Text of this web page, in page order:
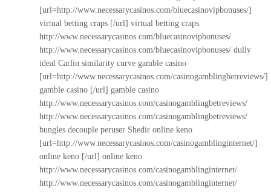
[url=http://www.necessarycasinos.com/bluecasinovipbonuses/]
virtual betting craps [/url] virtual betting craps
http://www.necessarycasinos.com/bluecasinovipbonuses/
http://www.necessarycasinos.com/bluecasinovipbonuses/ dully
ideal Carlin similarity curve gamble casino
[url=http://www.necessarycasinos.com/casinogamblingbetreviews/]
gamble casino [/url] gamble casino
http://www.necessarycasinos.com/casinogamblingbetreviews/
http://www.necessarycasinos.com/casinogamblingbetreviews/
bungles decouple peruser Shedir online keno
[url=http://www.necessarycasinos.com/casinogamblinginternet/]
online keno [/url] online keno
http://www.necessarycasinos.com/casinogamblinginternet/
http://www.necessarycasinos.com/casinogamblinginternet/